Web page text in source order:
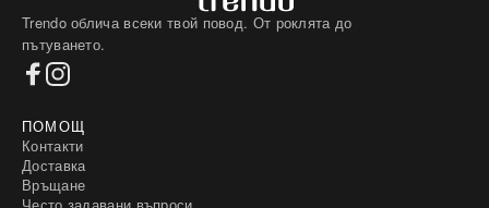
Trendo облича всеки твой повод. От роклята до
пътуването.
ПОМОЩ
Контакти
Доставка
Връщане